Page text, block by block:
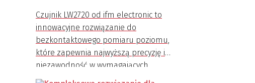
Czujnik LW2720 od ifm electronic to
innowacyjne rozwiązanie do
bezkontaktowego pomiaru poziomu,
które zapewnia najwyższą precyzję i
niezawodność w wymagających
warunkach przemysłowych.